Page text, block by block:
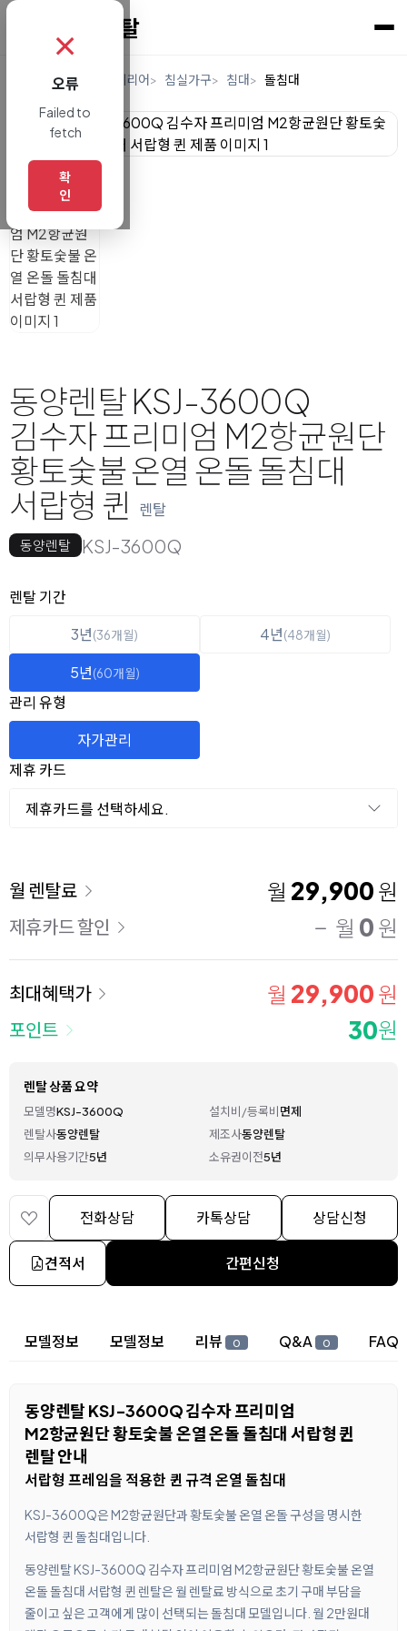
렌탈 가구/인테리어 침실가구 침대 돌침대
동양렌탈 KSJ-3600Q
김수자 프리미엄 M2항균원단
황토숯불 온열 온돌 돌침대
서랍형 퀸
렌탈
동양렌탈 KSJ-3600Q
옵션 선택
렌탈 선택
렌탈 기간
3년(36개월) 4년(48개월)
5년(60개월)
관리 유형
자가관리
제휴 카드
제휴카드를 선택하세요.
이용 요금
월 렌탈료 월 29,900 원
제휴카드 할인 월 0 원
최대혜택가 월 29,900 원
포인트 30원
렌탈 상품 요약
모델명KSJ-3600Q 설치비/등록비면제
렌탈사동양렌탈 제조사동양렌탈
의무사용기간5년 소유권이전5년
전화상담 카톡상담 상담신청
견적서 간편신청
상세 정보
모델정보 모델정보 리뷰 0 Q&A 0 FAQ
동양렌탈 KSJ-3600Q 김수자 프리미엄
M2항균원단 황토숯불 온열 온돌 돌침대 서랍형 퀸
렌탈 안내
서랍형 프레임을 적용한 퀸 규격 온열 돌침대
KSJ-3600Q은 M2항균원단과 황토숯불 온열 온돌 구성을 명시한
서랍형 퀸 돌침대입니다.
동양렌탈 KSJ-3600Q 김수자 프리미엄 M2항균원단 황토숯불 온열
온돌 돌침대 서랍형 퀸 렌탈은 월 렌탈료 방식으로 초기 구매 부담을
줄이고 싶은 고객에게 많이 선택되는 돌침대 모델입니다. 월 2만원대
✗
오류
Failed to
fetch
확
인